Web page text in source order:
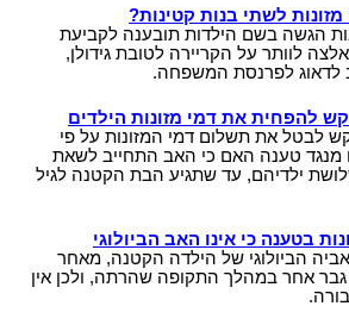
אימתי?
מזונות
מזונות
אושר
ממון?
מיהו יורש?
צוואה
לשתי בנות קטינות?
הגשה בשם הילדות תובענה לקביעת
לוותר על הקריירה לטובת גידולן,
לפרנסת המשפחה.
להפחית את דמי מזונות הילדים
בת 18 ביקש לבטל את תשלום דמי המזונות על פי
מנגד טענה האם כי האב התחייב לשאת
ילדיהם, עד שתגיע הבת הקטנה לגיל
בטענה כי אינו האב הביולוגי
אביה הביולוגי של הילדה הקטנה, מאחר
גבר אחר במהלך התקופה שהרתה, ולכן אין